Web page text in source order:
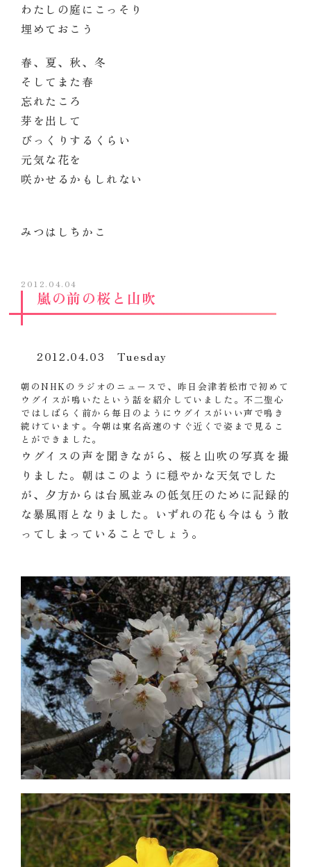
わたしの庭にこっそり
埋めておこう
春、夏、秋、冬
そしてまた春
忘れたころ
芽を出して
びっくりするくらい
元気な花を
咲かせるかもしれない
みつはしちかこ
2012.04.04
嵐の前の桜と山吹
2012.04.03 Tuesday
朝のNHKのラジオのニュースで、昨日会津若松市で初めて
ウグイスが鳴いたという話を紹介していました。不二聖心
ではしばらく前から毎日のようにウグイスがいい声で鳴き
続けています。今朝は東名高速のすぐ近くで姿まで見るこ
とができました。
ウグイスの声を聞きながら、桜と山吹の写真を撮
りました。朝はこのように穏やかな天気でした
が、夕方からは台風並みの低気圧のために記録的
な暴風雨となりました。いずれの花も今はもう散
ってしまっていることでしょう。